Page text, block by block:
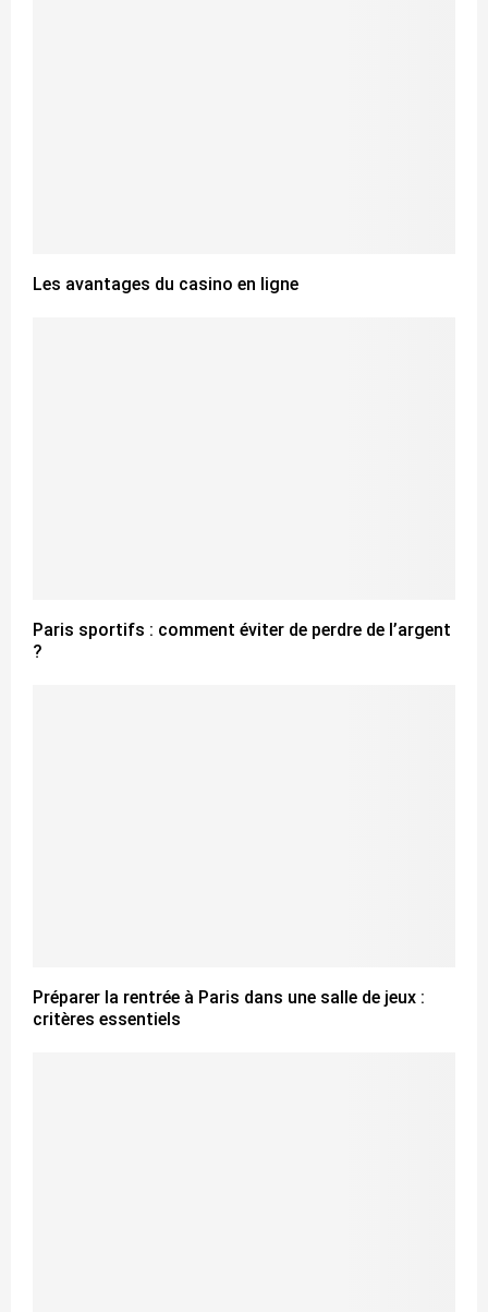
Les avantages du casino en ligne
Paris sportifs : comment éviter de perdre de l’argent
?
Préparer la rentrée à Paris dans une salle de jeux :
critères essentiels